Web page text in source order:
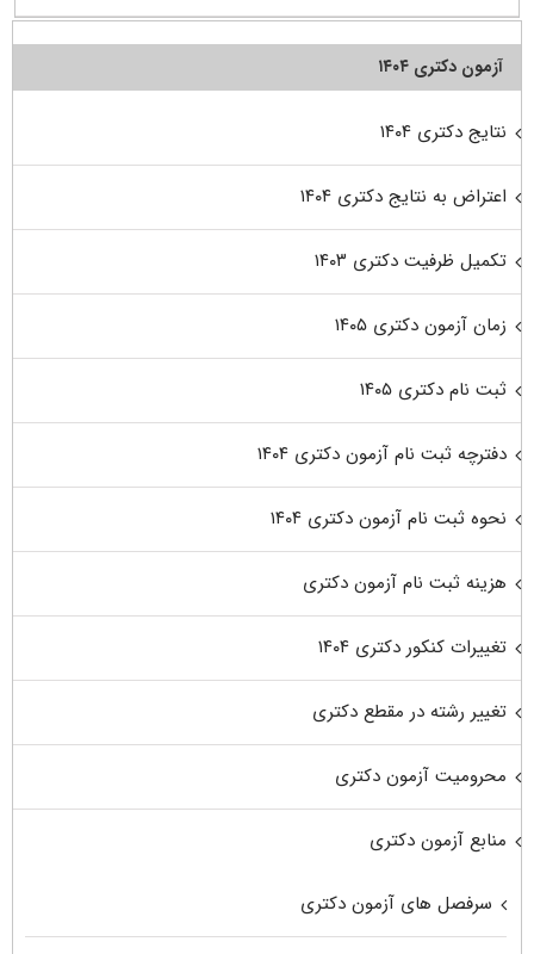
آزمون دکتری ۱۴۰۴
نتایج دکتری ۱۴۰۴
اعتراض به نتایج دکتری ۱۴۰۴
تکمیل ظرفیت دکتری ۱۴۰۳
زمان آزمون دکتری ۱۴۰۵
ثبت نام دکتری ۱۴۰۵
دفترچه ثبت نام آزمون دکتری ۱۴۰۴
نحوه ثبت نام آزمون دکتری ۱۴۰۴
هزینه ثبت نام آزمون دکتری
تغییرات کنکور دکتری ۱۴۰۴
تغییر رشته در مقطع دکتری
محرومیت آزمون دکتری
منابع آزمون دکتری
سرفصل های آزمون دکتری